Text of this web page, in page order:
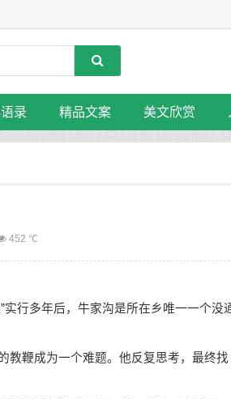
录 精品文案 美文欣赏
452 ℃
行多年后，牛家沟是所在乡唯一一个没
鞭成为一个难题。他反复思考，最终找